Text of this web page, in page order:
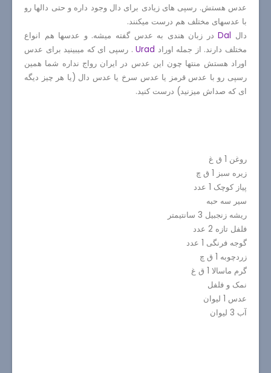
عدس هستش. رسپی های زیادی برای دال وجود داره و حتی دالها رو
با عدسهای مختلف هم درست میکنند.
دال Dal در زبان هندی به عدس گفته میشه. و عدسها هم انواع
مختلف دارند. از جمله اوراد Urad. رسپی ای که میبینید برای عدس
اوراد هستش منتها چون این عدس در ایران رواج نداره شما همین
رسپی رو با عدس قرمز یا عدس سرخ یا عدس دال (یا هر چیز دیگه
ای که صداش میزنید) درست کنید.
روغن 1 ق غ
زیره سبز 1 ق چ
پیاز کوچک 1 عدد
سیر سه حبه
ریشه زنجبیل 3 سانتیمتر
فلفل تازه 2 عدد
گوجه فرنگی 1 عدد
زردچوبه 1 ق چ
گرم ماسالا 1 ق غ
نمک و فلفل
عدس 1 لیوان
آب 3 لیوان